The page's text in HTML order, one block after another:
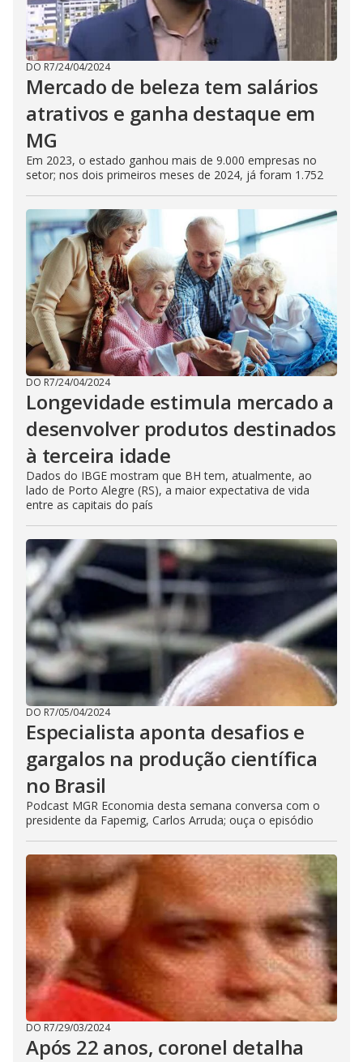
DO R7/24/04/2024
Mercado de beleza tem salários
atrativos e ganha destaque em
MG
Em 2023, o estado ganhou mais de 9.000 empresas no
setor; nos dois primeiros meses de 2024, já foram 1.752
DO R7/24/04/2024
Longevidade estimula mercado a
desenvolver produtos destinados
à terceira idade
Dados do IBGE mostram que BH tem, atualmente, ao
lado de Porto Alegre (RS), a maior expectativa de vida
entre as capitais do país
DO R7/05/04/2024
Especialista aponta desafios e
gargalos na produção científica
no Brasil
Podcast MGR Economia desta semana conversa com o
presidente da Fapemig, Carlos Arruda; ouça o episódio
DO R7/29/03/2024
Após 22 anos, coronel detalha